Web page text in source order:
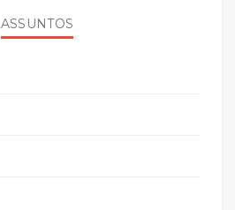
ASSUNTOS